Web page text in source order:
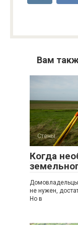
Вам
Стены
Когда
Домовладельцы
не нужен,
Но в